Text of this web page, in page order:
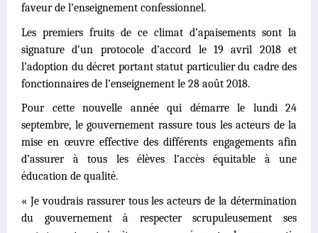
faveur de l’enseignement confessionnel.
Les premiers fruits de ce climat d’apaisements sont la
signature d’un protocole d’accord le 19 avril 2018 et
l’adoption du décret portant statut particulier du cadre des
fonctionnaires de l’enseignement le 28 août 2018.
Pour cette nouvelle année qui démarre le lundi 24
septembre, le gouvernement rassure tous les acteurs de la
mise en œuvre effective des différents engagements afin
d’assurer à tous les élèves l’accès équitable à une
éducation de qualité.
« Je voudrais rassurer tous les acteurs de la détermination
du gouvernement à respecter scrupuleusement ses